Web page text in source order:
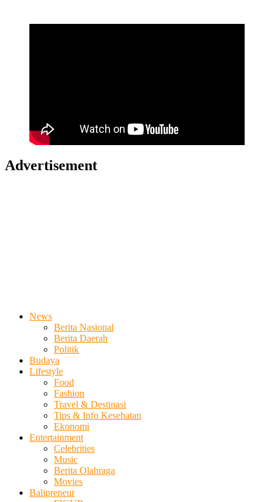
Advertisement
News
Berita Nasional
Berita Daerah
Politik
Budaya
Lifestyle
Food
Fashion
Travel & Destinasi
Tips & Info Kesehatan
Ekonomi
Entertainment
Celebrities
Music
Berita Olahraga
Movies
Balipreneur